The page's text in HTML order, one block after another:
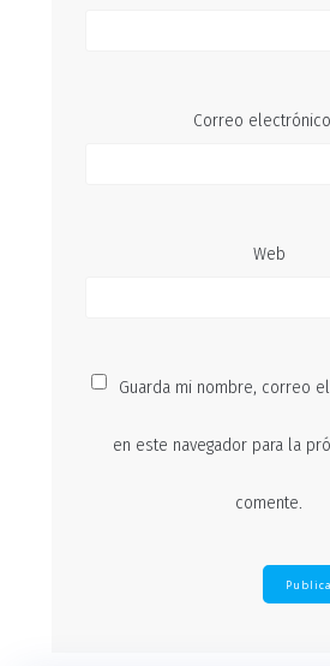
Correo electrónico
Web
Guarda mi nombre, correo
en este navegador para la
comente.